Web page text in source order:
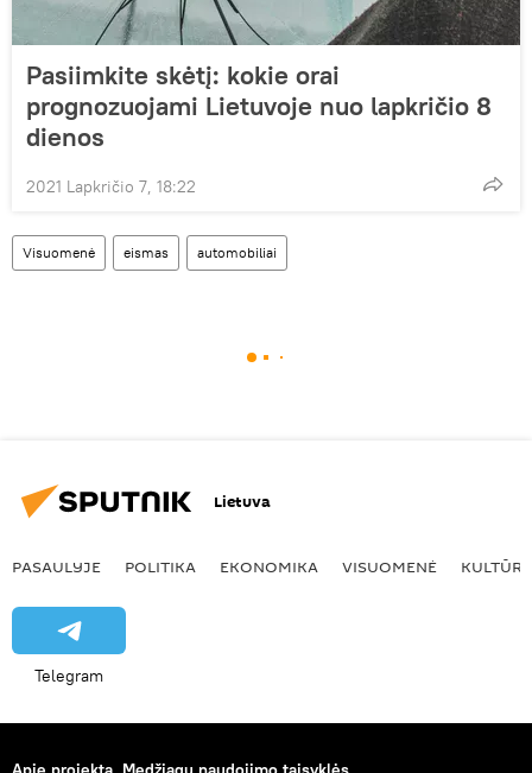
Pasiimkite skėtį: kokie orai
prognozuojami Lietuvoje nuo lapkričio 8
dienos
2021 Lapkričio 7, 18:22
Visuomenė eismas automobiliai
Lietuva
PASAULYJE POLITIKA EKONOMIKA VISUOMENĖ KULTŪRA
Telegram